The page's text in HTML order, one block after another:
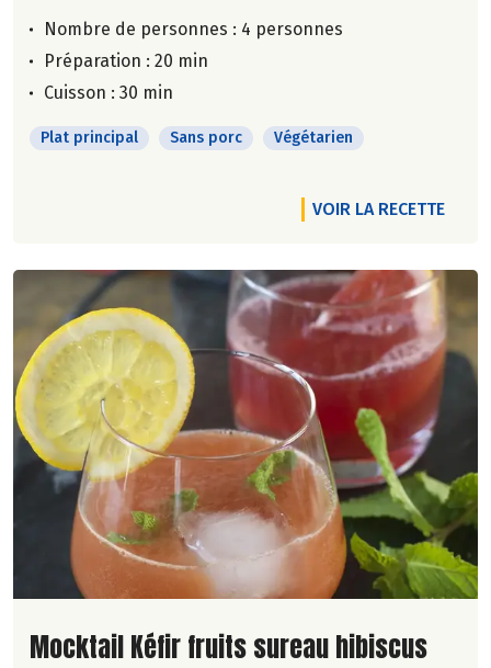
Nombre de personnes : 4 personnes
Préparation : 20 min
Cuisson : 30 min
Plat principal Sans porc Végétarien
VOIR LA RECETTE
Lire la suite de la recette
Mocktail Kéfir fruits sureau hibiscus